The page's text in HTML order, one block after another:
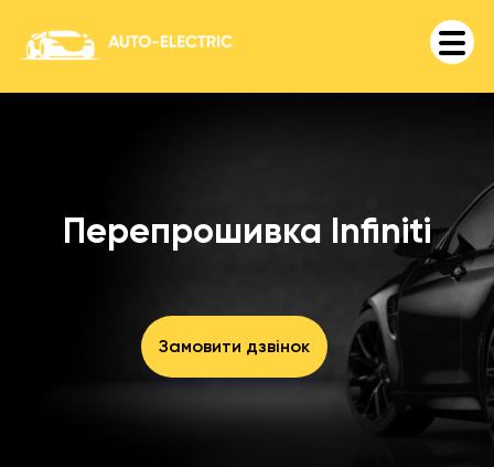
Перепрошивка Infiniti
Замовити дзвінок